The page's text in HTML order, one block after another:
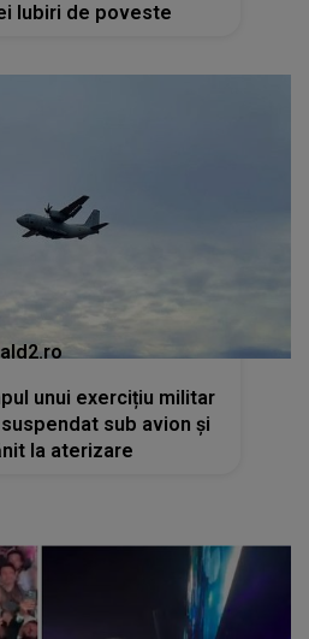
Iubiri de poveste
unui exercițiu militar
sub avion și
la aterizare